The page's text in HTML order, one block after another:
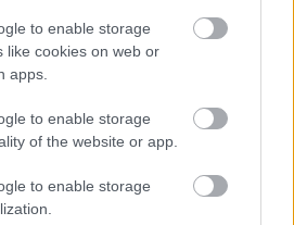
to enable storage
like cookies on web or
apps.
to enable storage
of the website or app.
to enable storage